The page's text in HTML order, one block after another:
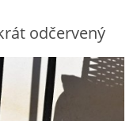
odčervený